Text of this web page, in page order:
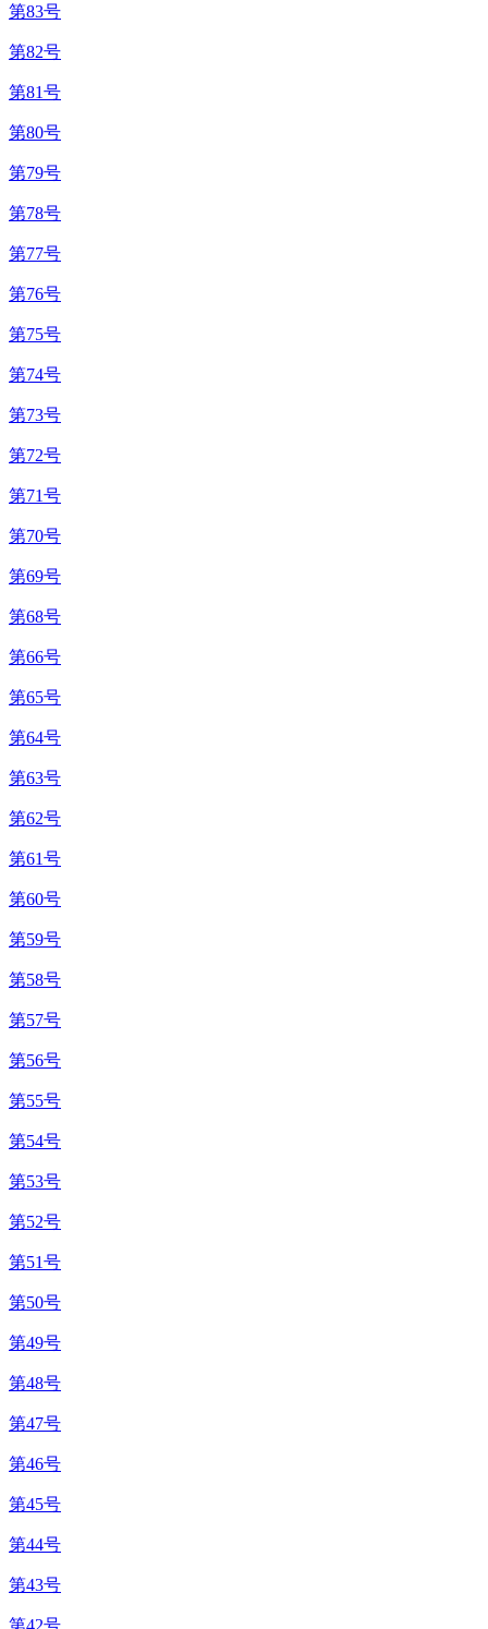
第83号
第82号
第81号
第80号
第79号
第78号
第77号
第76号
第75号
第74号
第73号
第72号
第71号
第70号
第69号
第68号
第66号
第65号
第64号
第63号
第62号
第61号
第60号
第59号
第58号
第57号
第56号
第55号
第54号
第53号
第52号
第51号
第50号
第49号
第48号
第47号
第46号
第45号
第44号
第43号
第42号